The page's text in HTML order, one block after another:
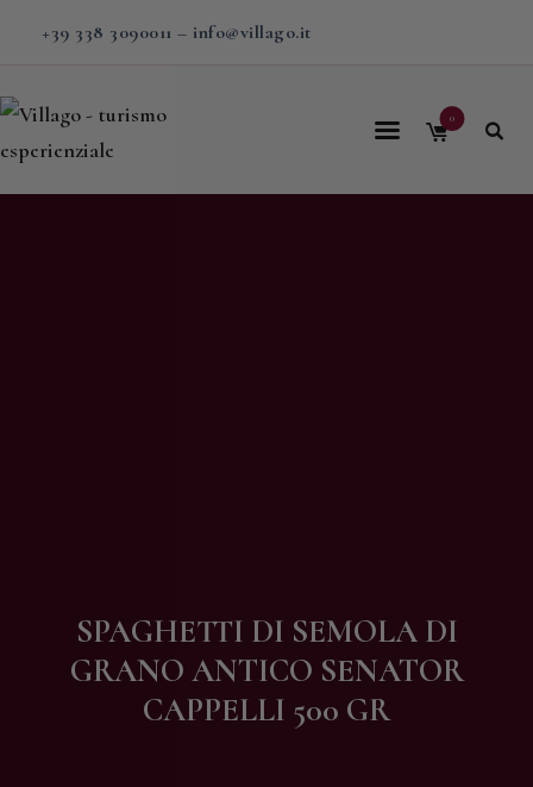
+39 338 3090011 – info@villago.it
0
SPAGHETTI DI SEMOLA DI
GRANO ANTICO SENATOR
CAPPELLI 500 GR
Home